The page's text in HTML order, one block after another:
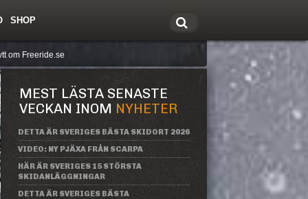
om Freeride.se
SHOP
MEST LÄSTA SENASTE
VECKAN INOM NYHETER
DETTA ÄR SVERIGES BÄSTA SKIDORT 2026
VIDEO: NY PJÄXA FRÅN SCARPA
HÄR ÄR SVERIGES 15 STÖRSTA
SKIDANLÄGGNINGAR
DETTA ÄR SVERIGES BÄSTA